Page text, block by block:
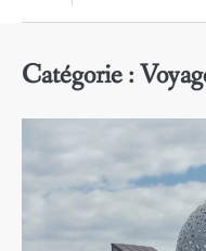
Catégorie :